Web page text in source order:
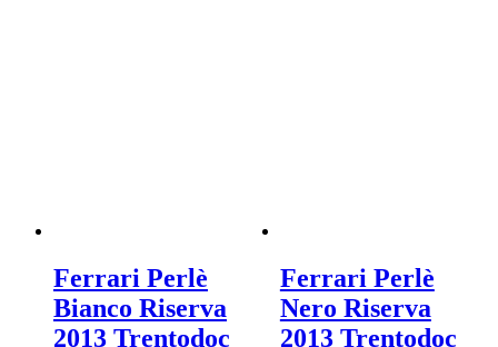
Ferrari Perlè
Bianco Riserva
2013 Trentodoc
Ferrari Perlè
Nero Riserva
2013 Trentodoc